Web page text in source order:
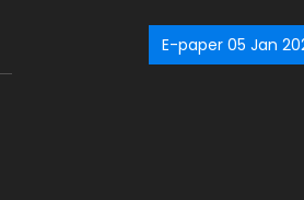
E-paper 05 Jan